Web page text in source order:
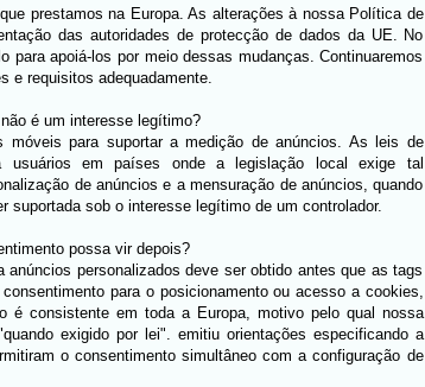
prestamos na Europa. As alterações à nossa Política de
das autoridades de protecção de dados da UE. No
apoiá-los por meio dessas mudanças. Continuaremos
e requisitos adequadamente.
é um interesse legítimo?
móveis para suportar a medição de anúncios. As leis de
usuários em países onde a legislação local exige tal
de anúncios e a mensuração de anúncios, quando
suportada sob o interesse legítimo de um controlador.
possa vir depois?
personalizados deve ser obtido antes que as tags
para o posicionamento ou acesso a cookies,
é consistente em toda a Europa, motivo pelo qual nossa
exigido por lei". emitiu orientações especificando a
o consentimento simultâneo com a configuração de